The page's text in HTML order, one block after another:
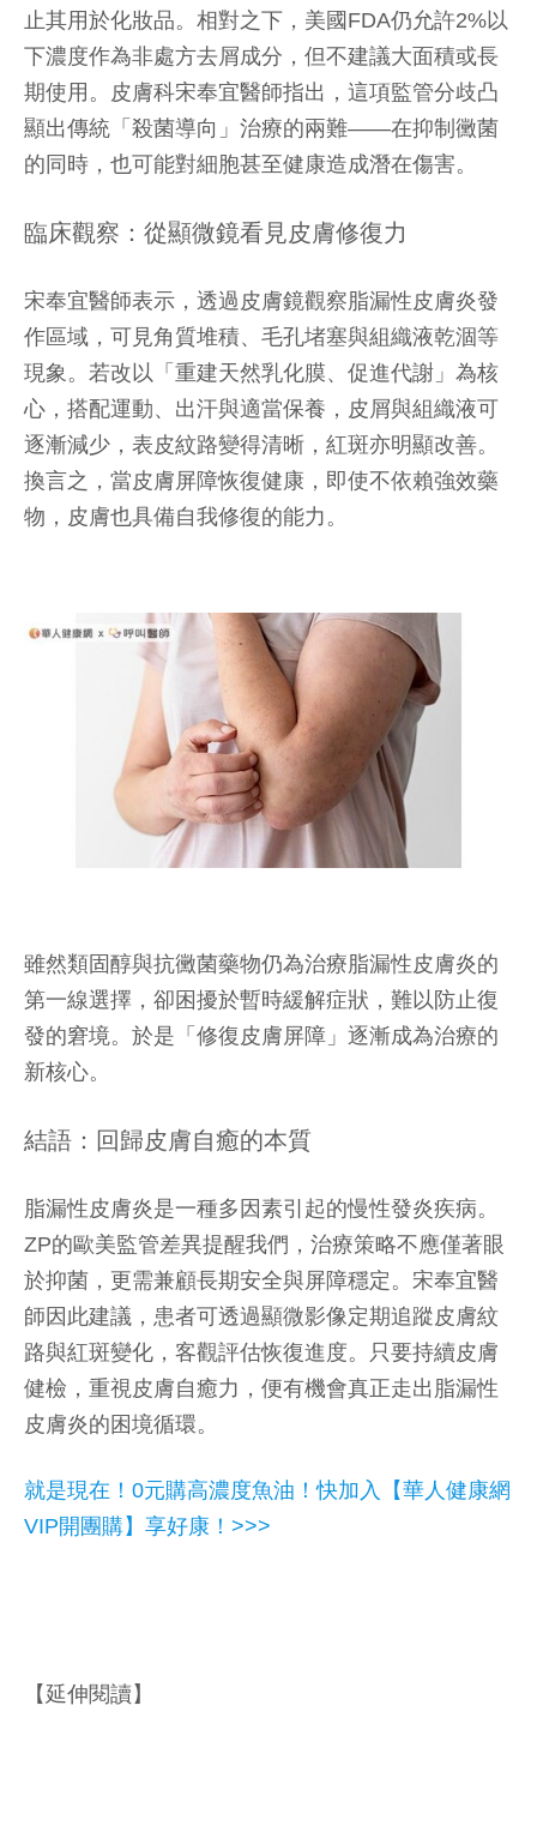
止其用於化妝品。相對之下，美國FDA仍允許2%以
下濃度作為非處方去屑成分，但不建議大面積或長
期使用。皮膚科宋奉宜醫師指出，這項監管分歧凸
顯出傳統「殺菌導向」治療的兩難——在抑制黴菌
的同時，也可能對細胞甚至健康造成潛在傷害。
臨床觀察：從顯微鏡看見皮膚修復力
宋奉宜醫師表示，透過皮膚鏡觀察脂漏性皮膚炎發
作區域，可見角質堆積、毛孔堵塞與組織液乾涸等
現象。若改以「重建天然乳化膜、促進代謝」為核
心，搭配運動、出汗與適當保養，皮屑與組織液可
逐漸減少，表皮紋路變得清晰，紅斑亦明顯改善。
換言之，當皮膚屏障恢復健康，即使不依賴強效藥
物，皮膚也具備自我修復的能力。
雖然類固醇與抗黴菌藥物仍為治療脂漏性皮膚炎的
第一線選擇，卻困擾於暫時緩解症狀，難以防止復
發的窘境。於是「修復皮膚屏障」逐漸成為治療的
新核心。
結語：回歸皮膚自癒的本質
脂漏性皮膚炎是一種多因素引起的慢性發炎疾病。
ZP的歐美監管差異提醒我們，治療策略不應僅著眼
於抑菌，更需兼顧長期安全與屏障穩定。宋奉宜醫
師因此建議，患者可透過顯微影像定期追蹤皮膚紋
路與紅斑變化，客觀評估恢復進度。只要持續皮膚
健檢，重視皮膚自癒力，便有機會真正走出脂漏性
皮膚炎的困境循環。
就是現在！0元購高濃度魚油！快加入【華人健康網
VIP開團購】享好康！>>>
【延伸閱讀】